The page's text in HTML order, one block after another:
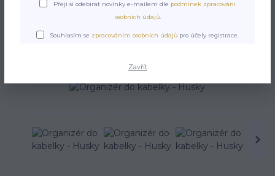
Organizér do kabelky -
Husky
Přeji si odebírat novinky e-mailem dle podmínek zpracování
osobních údajů.
Souhlasím se zpracováním osobních údajů pro účely registrace.
Zavřít